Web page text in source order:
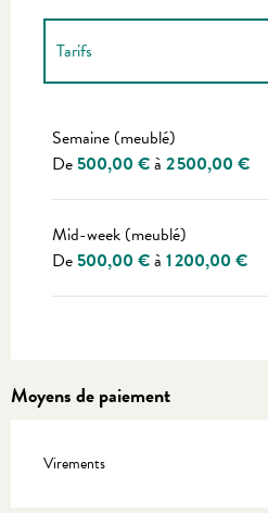
Tarifs
Semaine (meublé)
De500,00 €à 2 500,00 €
Mid-week (meublé)
De500,00 €à 1 200,00 €
Moyens de paiement
Virements